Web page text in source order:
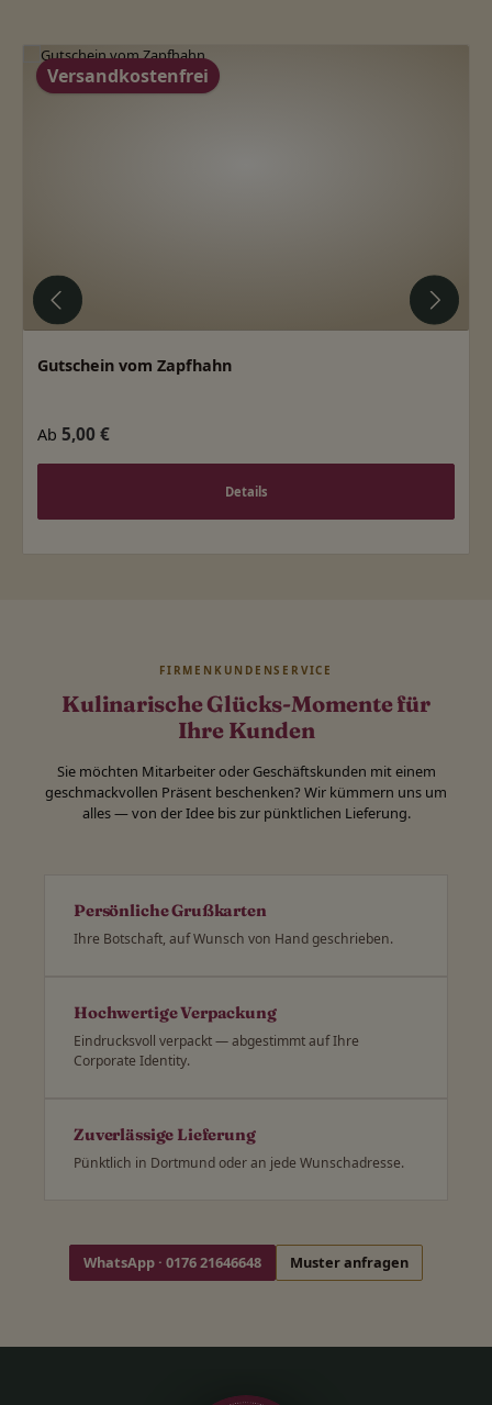
Produktgalerie überspringen
Versandkostenfrei
Gutschein vom Zapfhahn
Regulärer Preis:
Ab 5,00 €
Details
Kulinarische Glücks-Momente für
Ihre Kunden
FIRMENKUNDENSERVICE
Sie möchten Mitarbeiter oder Geschäftskunden mit einem
geschmackvollen Präsent beschenken? Wir kümmern uns um
alles — von der Idee bis zur pünktlichen Lieferung.
Persönliche Grußkarten
Ihre Botschaft, auf Wunsch von Hand geschrieben.
Hochwertige Verpackung
Eindrucksvoll verpackt — abgestimmt auf Ihre
Corporate Identity.
Zuverlässige Lieferung
Pünktlich in Dortmund oder an jede Wunschadresse.
WhatsApp · 0176 21646648 Muster anfragen